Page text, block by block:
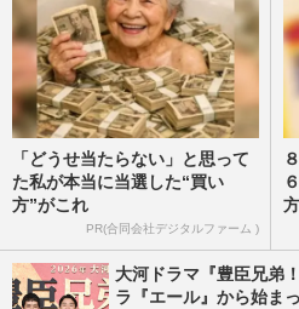
「どうせ当たらない」と思って
た私が本当に当選した“買い
方”がこれ
PR(合同会社デジタルファーム )
大河ドラマ『豊臣兄弟
ラ『エール』から始ま